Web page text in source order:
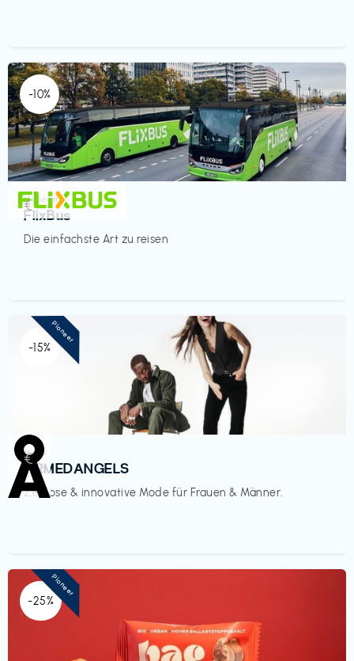
-10%
Mobilität
FlixBus
Die einfachste Art zu reisen
€‎
-15%
Mode
ARMEDANGELS
Zeitlose & innovative Mode für Frauen & Männer.
€‎
Pioneer
-25%
Pioneer